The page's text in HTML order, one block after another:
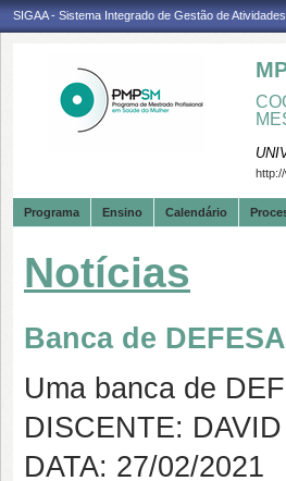
SIGAA - Sistema Integrado de Gestão de
Programa Ensino Calendário
Notícias
Banca de
Uma banca de
DISCENTE:
DATA: 27/02/2021